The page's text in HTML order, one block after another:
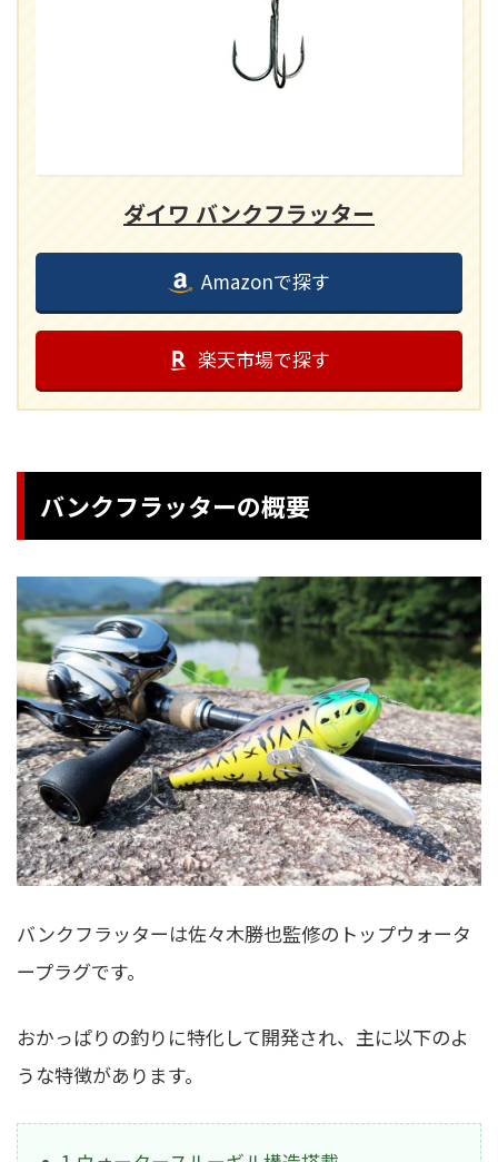
ダイワ バンクフラッター
Amazonで探す
楽天市場で探す
バンクフラッターの概要
バンクフラッターは佐々木勝也監修のトップウォータ
ープラグです。
おかっぱりの釣りに特化して開発され、主に以下のよ
うな特徴があります。